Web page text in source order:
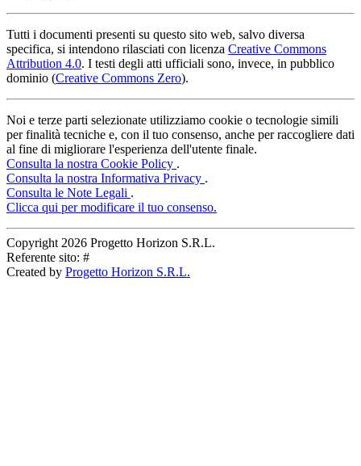
Tutti i documenti presenti su questo sito web, salvo diversa
specifica, si intendono rilasciati con licenza Creative Commons
Attribution 4.0. I testi degli atti ufficiali sono, invece, in pubblico
dominio (Creative Commons Zero).
Noi e terze parti selezionate utilizziamo cookie o tecnologie simili
per finalità tecniche e, con il tuo consenso, anche per raccogliere dati
al fine di migliorare l'esperienza dell'utente finale.
Consulta la nostra Cookie Policy .
Consulta la nostra Informativa Privacy .
Consulta le Note Legali .
Clicca qui per modificare il tuo consenso.
Copyright 2026 Progetto Horizon S.R.L.
Referente sito: #
Created by Progetto Horizon S.R.L.